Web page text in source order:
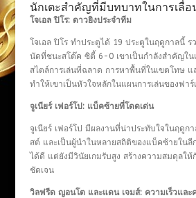
นักเตะสำคัญที่มีบทบาทในการเลื่
โจเอล ปิโร: ดาวยิงประจำทีม
โจเอล ปิโร ทำประตูได้ 19 ประตูในฤดูกาลนี้ ร
นัดที่ชนะสโต๊ค ซิตี้ 6-0 เขาเป็นกำลังสำคัญใ
สไตล์การเล่นที่ฉลาด การหาพื้นที่ในเขตโทษ แ
ทำให้เขาเป็นหัวใจหลักในแผนการเล่นของฟาร์
จูเนียร์ เฟอร์โป: แบ็คซ้ายที่โดดเด่น
จูเนียร์ เฟอร์โป มีผลงานที่น่าประทับใจในฤดูก
สต์ และเป็นผู้นำในหลายสถิติของแบ็คซ้ายในลีก
ได้ดี แต่ยังมีวินัยเกมรับสูง สร้างความสมดุลให้
ชัดเจน
วิลฟรีด ญอนโต และแดน เจมส์: ความเร็วและ